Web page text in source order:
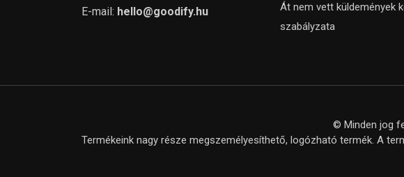
E-mail: hello@goodify.hu
Át nem vett küldemények
szabályzata
© Minden jog
Termékeink nagy része megszemélyesíthető, logózható termék. A